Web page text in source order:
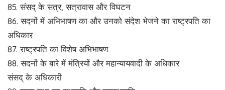
85. संसद् के सत्र, सत्रावास और विघटन
86. सदनों में अभिभाषण का और उनको संदेश भेजने का राष्ट्रपति का
अधिकार
87. राष्ट्रपति का विशेष अभिभाषण
88. सदनों के बारे में मंत्रियों और महान्यायवादी के अधिकार
संसद् के अधिकारी